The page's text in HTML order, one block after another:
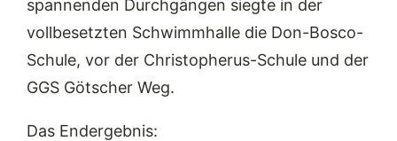
spannenden Durchgängen siegte in der
vollbesetzten Schwimmhalle die Don-Bosco-
Schule, vor der Christopherus-Schule und der
GGS Götscher Weg.
Das Endergebnis: